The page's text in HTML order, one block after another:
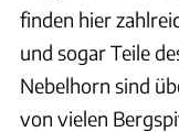
finden hier
und sogar Teile
Nebelhorn sind
von vielen